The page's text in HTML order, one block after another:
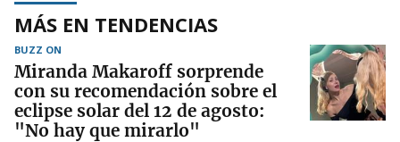
MÁS EN TENDENCIAS
BUZZ ON
Miranda Makaroff sorprende
con su recomendación sobre el
eclipse solar del 12 de agosto:
"No hay que mirarlo"